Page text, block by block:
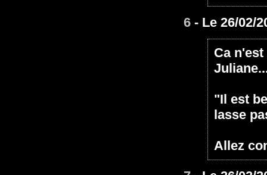
6 - Le 26/02/
Ca
"Il est
lasse
Allez